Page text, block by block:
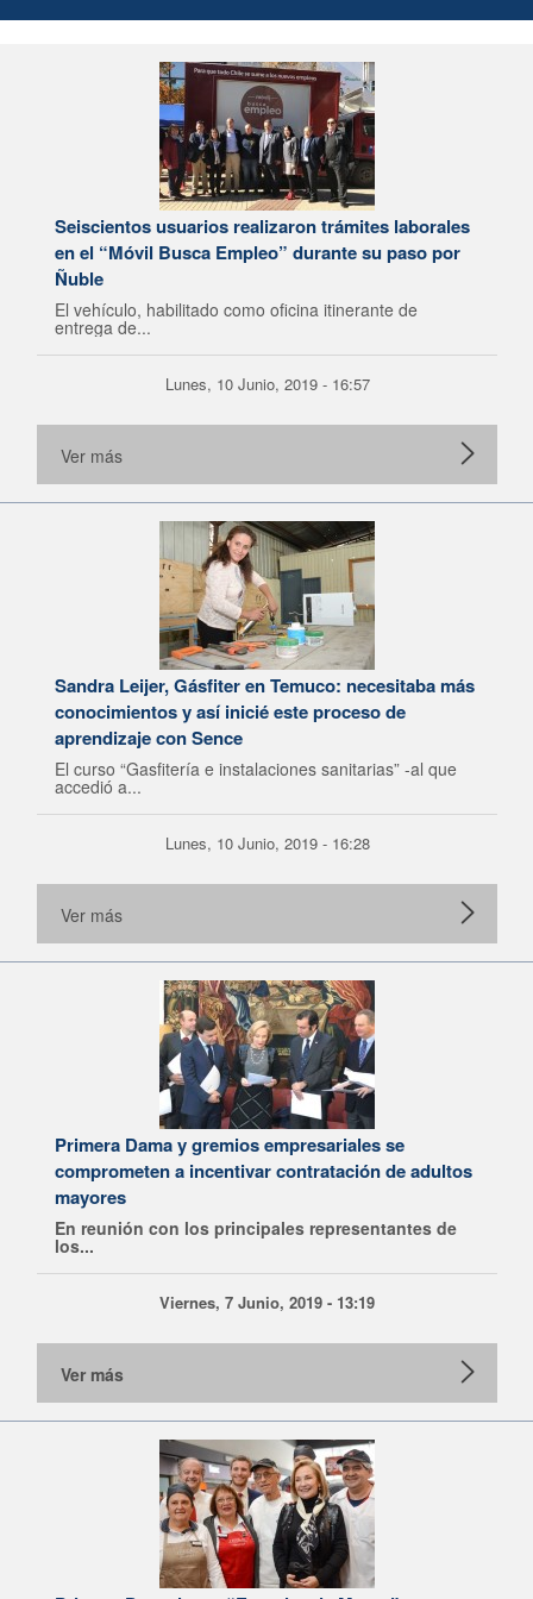
Seiscientos usuarios realizaron trámites laborales
en el “Móvil Busca Empleo” durante su paso por
Ñuble
El vehículo, habilitado como oficina itinerante de
entrega de...
Lunes, 10 Junio, 2019 - 16:57
Ver más
Sandra Leijer, Gásfiter en Temuco: necesitaba más
conocimientos y así inicié este proceso de
aprendizaje con Sence
El curso “Gasfitería e instalaciones sanitarias” -al que
accedió a...
Lunes, 10 Junio, 2019 - 16:28
Ver más
Primera Dama y gremios empresariales se
comprometen a incentivar contratación de adultos
mayores
En reunión con los principales representantes de
los...
Viernes, 7 Junio, 2019 - 13:19
Ver más